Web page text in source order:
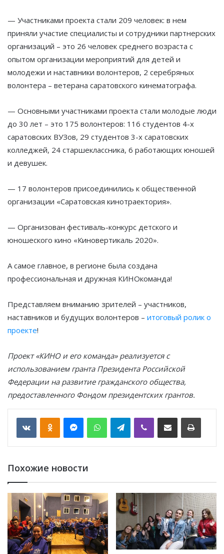
— Участниками проекта стали 209 человек: в нем
приняли участие специалисты и сотрудники партнерских
организаций – это 26 человек среднего возраста с
опытом организации мероприятий для детей и
молодежи и наставники волонтеров, 2 серебряных
волонтера – ветерана саратовского кинематографа.
— Основными участниками проекта стали молодые люди
до 30 лет – это 175 волонтеров: 116 студентов 4-х
саратовских ВУЗов, 29 студентов 3-х саратовских
колледжей, 24 старшеклассника, 6 работающих юношей
и девушек.
— 17 волонтеров присоединились к общественной
организации «Саратовская кинотраектория».
— Организован фестиваль-конкурс детского и
юношеского кино «Киновертикаль 2020».
А самое главное, в регионе была создана
профессиональная и дружная КИНОкоманда!
Представляем вниманию зрителей – участников,
наставников и будущих волонтеров – итоговый ролик о
проекте!
Проект «КИНО и его команда» реализуется с
использованием гранта Президента Российской
Федерации на развитие гражданского общества,
предоставленного Фондом президентских грантов.
VKontakte WhatsApp Telegram
Похожие новости